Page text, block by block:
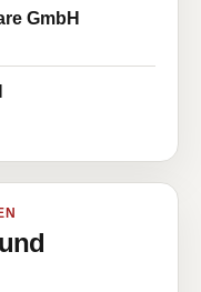
GmbH